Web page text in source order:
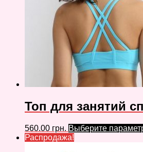
Топ для занятий
560.00 грн. Выберите
Распродажа!